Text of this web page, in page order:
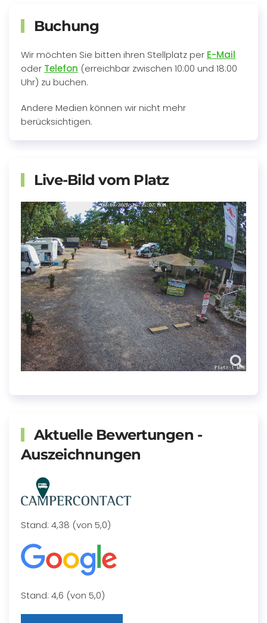
Buchung
Wir möchten Sie bitten ihren Stellplatz per E-Mail
oder Telefon (erreichbar zwischen 10:00 und 18:00
Uhr) zu buchen.
Andere Medien können wir nicht mehr
berücksichtigen.
Live-Bild vom Platz
Aktuelle Bewertungen -
Auszeichnungen
Stand: 4,38 (von 5,0)
Stand: 4,6 (von 5,0)